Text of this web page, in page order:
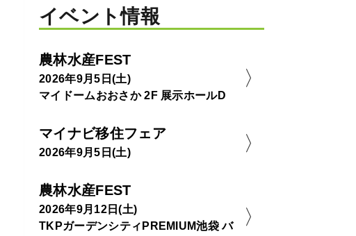
イベント情報
農林水産FEST
2026年9月5日(土)
マイドームおおさか 2F 展示ホールD
マイナビ移住フェア
2026年9月5日(土)
農林水産FEST
2026年9月12日(土)
TKPガーデンシティPREMIUM池袋 バ